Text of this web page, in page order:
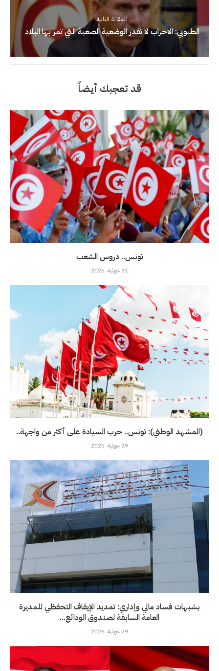
المقالة التالية
الطبوبي: الاحزاب لا تقدر الوضعية الصعبة التي تمر بها البلاد
قد تعجبك أيضاً
تونس.. دروس الشعب
31 جويلية، 2026
(المشهد الوطني): تونس.. حرب السيادة على أكثر من واجهة..
29 جويلية، 2026
بشبهات فساد مالي وإداري: تمديد الإيقاف التحفظي للمديرة
العامة السابقة لصندوق الودائع...
29 جويلية، 2026